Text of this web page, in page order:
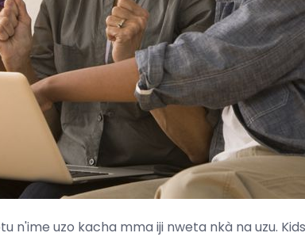
n'ime uzo kacha mma iji nweta nkà na uzu.